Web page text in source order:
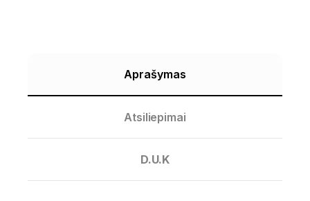
Aprašymas
Atsiliepimai
D.U.K